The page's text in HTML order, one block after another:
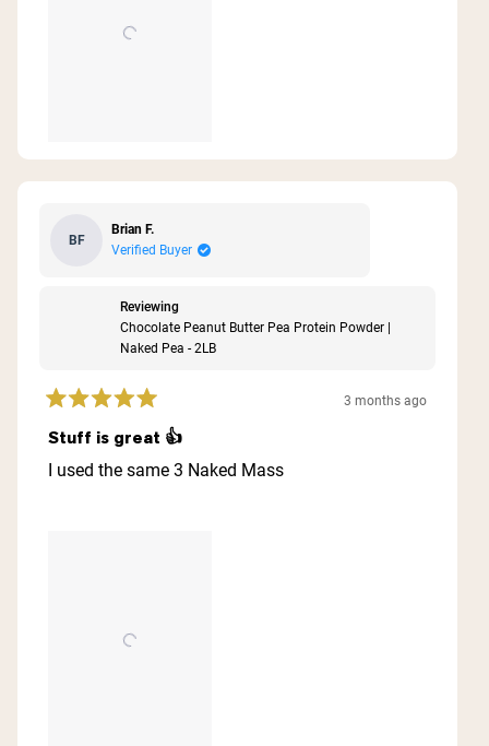
BF
Brian F.
Verified Buyer
Reviewing
Chocolate Peanut Butter Pea Protein Powder |
Naked Pea - 2LB
Rated
5
out
of
3 months ago
Stuff is great 👍
I used the same 3 Naked Mass